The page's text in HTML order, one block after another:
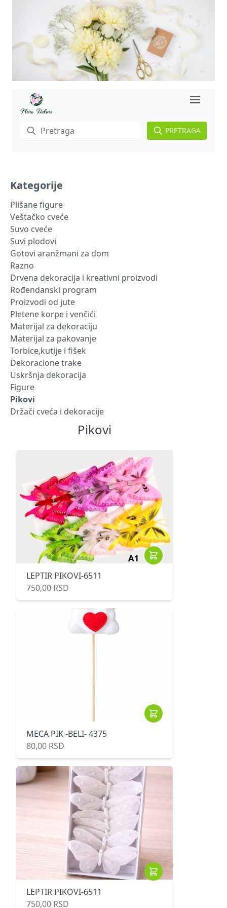
PRETRAGA
Kategorije
Plišane figure
Veštačko cveće
Suvo cveće
Suvi plodovi
Gotovi aranžmani za dom
Razno
Drvena dekoracija i kreativni proizvodi
Rođendanski program
Proizvodi od jute
Pletene korpe i venčići
Materijal za dekoraciju
Materijal za pakovanje
Torbice,kutije i fišek
Dekoracione trake
Uskršnja dekoracija
Figure
Pikovi
Držači cveća i dekoracije
Pikovi
LEPTIR PIKOVI-6511
750,00 RSD
MECA PIK -BELI- 4375
80,00 RSD
LEPTIR PIKOVI-6511
750,00 RSD